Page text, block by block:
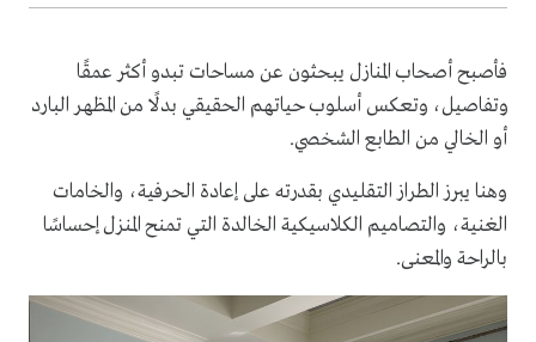
فأصبح أصحاب المنازل يبحثون عن مساحات تبدو أكثر عمقًا
وتفاصيل، وتعكس أسلوب حياتهم الحقيقي بدلًا من المظهر البارد
أو الخالي من الطابع الشخصي.
وهنا يبرز الطراز التقليدي بقدرته على إعادة الحرفية، والخامات
الغنية، والتصاميم الكلاسيكية الخالدة التي تمنح المنزل إحساسًا
بالراحة والمعنى.